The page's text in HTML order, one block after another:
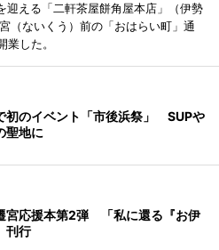
迎える「二軒茶屋餅角屋本店」（伊勢
（ないくう）前の「おはらい町」通
した。
初のイベント「市後浜祭」 SUPや
聖地に
宮応援本第2弾 「私に還る『お伊
刊行